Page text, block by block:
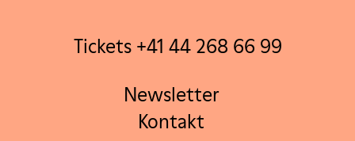
Tickets +41 44 268 66 99
Newsletter
Kontakt